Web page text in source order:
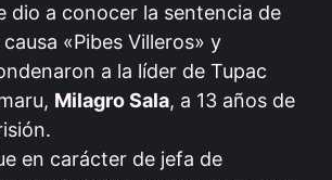
dio a conocer la sentencia de
causa «Pibes Villeros» y
a la líder de Tupac
Milagro Sala, a 13 años de
en carácter de jefa de